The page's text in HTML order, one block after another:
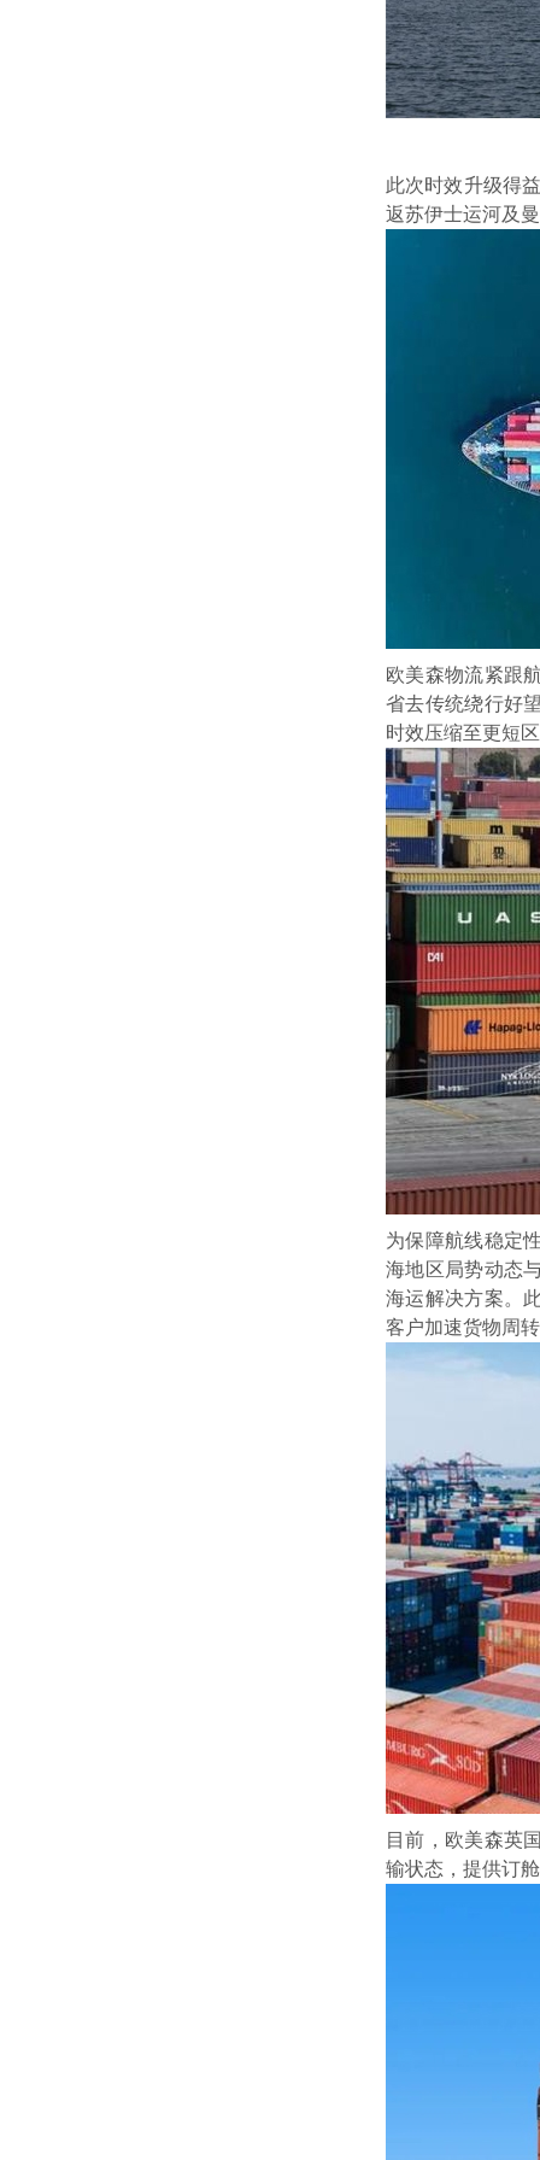
此次时效升级得
返苏伊士运河及
欧美森物流紧跟
省去传统绕行好
时效压缩至更短
为保障航线稳定
海地区局势动态
海运解决方案。
客户加速货物周
目前，欧美森英
输状态，提供订